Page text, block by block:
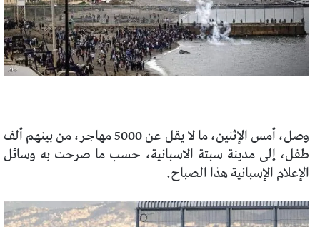
وصل، أمس الإثنين، ما لا يقل عن 5000 مهاجر، من بينهم ألف
طفل، إلى مدينة سبتة الاسبانية، حسب ما صرحت به وسائل
الإعلام الإسبانية هذا الصباح.